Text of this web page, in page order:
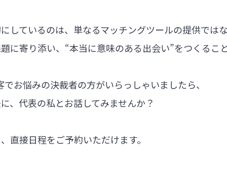
しているのは、単なるマッチングツールの提供では
に寄り添い、“本当に意味のある出会い”をつくるこ
お悩みの決裁者の方がいらっしゃいましたら、
、代表の私とお話してみませんか？
直接日程をご予約いただけます。